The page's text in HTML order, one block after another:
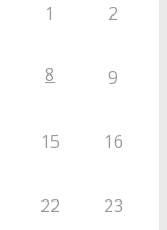
1 2
8 9
15 16
22 23